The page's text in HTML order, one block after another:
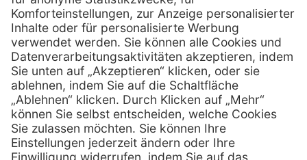
Telefon: 0800 - 600 66 30
Telefon:0800 - 07 01 96
E-Mail:info @ praxis-discount.de
Services
Serviceversprechen
Sprechstundenbedarf
Hilfe
FAQs
Kontakt